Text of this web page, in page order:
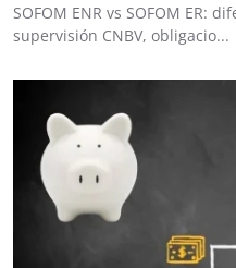
SOFOM ENR vs SOFOM ER:
supervisión CNBV, obligacio...